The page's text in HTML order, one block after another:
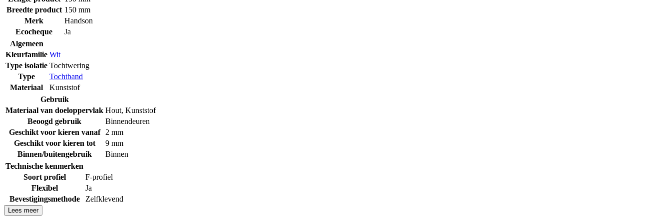
Breedte product 150 mm
Merk
Handson
Ecocheque
Ja
Algemeen
Kleurfamilie Wit
Type isolatie Tochtwering
Type
Tochtband
Materiaal
Kunststof
Gebruik
Materiaal van doeloppervlak Hout, Kunststof
Beoogd gebruik
Binnendeuren
Geschikt voor kieren vanaf
2 mm
Geschikt voor kieren tot
9 mm
Binnen/buitengebruik
Binnen
Technische kenmerken
Soort profiel
F-profiel
Flexibel
Ja
Bevestigingsmethode
Zelfklevend
Lees meer